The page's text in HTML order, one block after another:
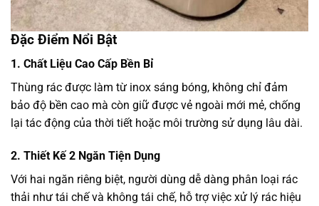
Đặc Điểm Nổi Bật
1. Chất Liệu Cao Cấp Bền Bỉ
Thùng rác được làm từ inox sáng bóng, không chỉ đảm
bảo độ bền cao mà còn giữ được vẻ ngoài mới mẻ, chống
lại tác động của thời tiết hoặc môi trường sử dụng lâu dài.
2. Thiết Kế 2 Ngăn Tiện Dụng
Với hai ngăn riêng biệt, người dùng dễ dàng phân loại rác
thải như tái chế và không tái chế, hỗ trợ việc xử lý rác hiệu